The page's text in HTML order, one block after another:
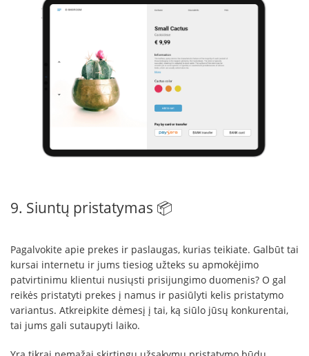
9. Siuntų pristatymas 📦
Pagalvokite apie prekes ir paslaugas, kurias teikiate. Galbūt tai
kursai internetu ir jums tiesiog užteks su apmokėjimo
patvirtinimu klientui nusiųsti prisijungimo duomenis? O gal
reikės pristatyti prekes į namus ir pasiūlyti kelis pristatymo
variantus. Atkreipkite dėmesį į tai, ką siūlo jūsų konkurentai,
tai jums gali sutaupyti laiko.